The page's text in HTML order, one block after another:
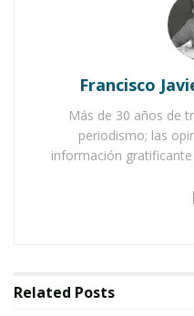
Buena tarde taurina en
Francisco
Más de 30 años de
periodismo; las
información
Related Posts